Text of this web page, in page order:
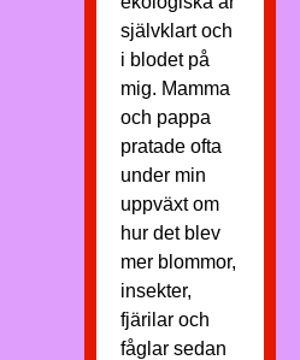
självklart och
i blodet på
mig. Mamma
och pappa
pratade ofta
under min
uppväxt om
hur det blev
mer blommor,
insekter,
fjärilar och
fåglar sedan